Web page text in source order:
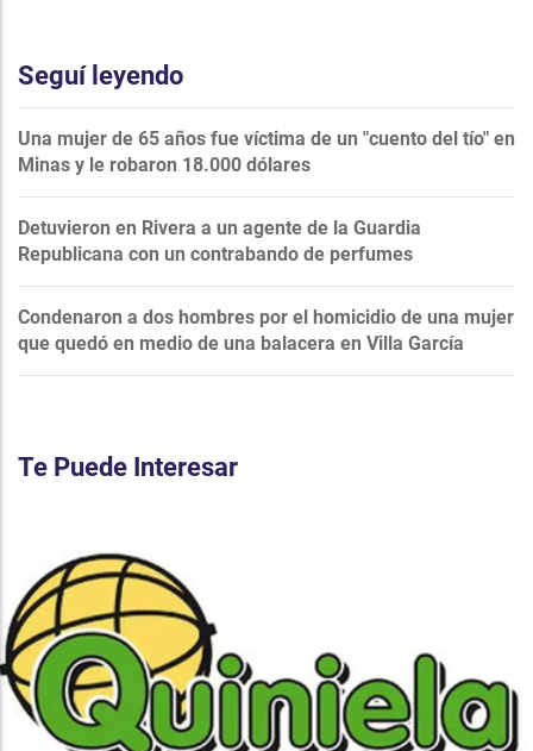
Seguí leyendo
Una mujer de 65 años fue víctima de un "cuento del tío" en
Minas y le robaron 18.000 dólares
Detuvieron en Rivera a un agente de la Guardia
Republicana con un contrabando de perfumes
Condenaron a dos hombres por el homicidio de una mujer
que quedó en medio de una balacera en Villa García
Te Puede Interesar